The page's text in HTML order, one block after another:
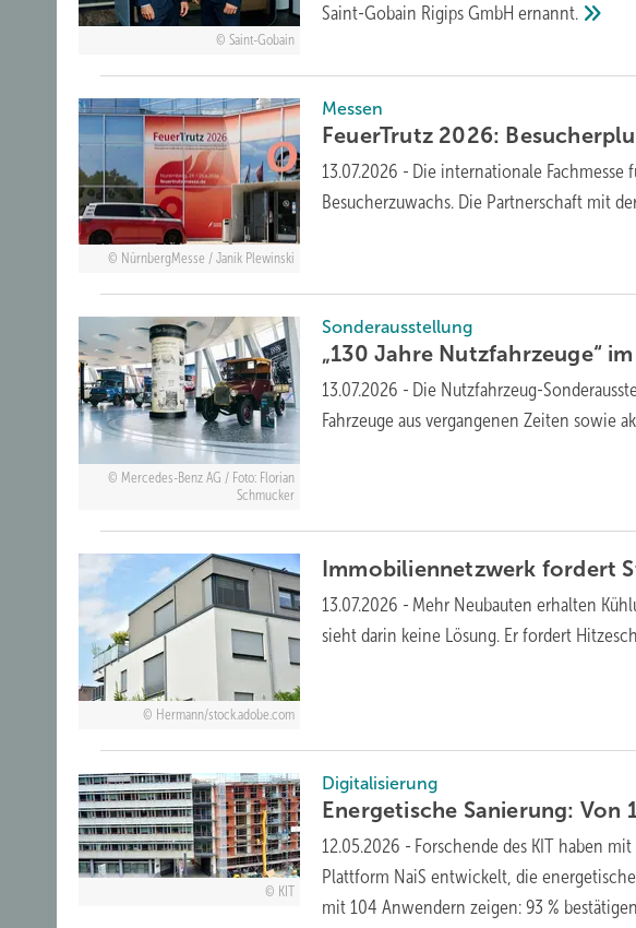
Saint-Gobain
Saint-Gobain Rigips GmbHernannt.
NürnbergMesse / Janik Plewinski
Messen
FeuerTrutz 2026:
13.07.2026 - Die internationale Fachmesse
Besucherzuwachs. Die Partnerschaft mit
Mercedes-Benz AG / Foto: Florian
Schmucker
Sonderausstellung
„130 Jahre Nutzfahrzeuge“
13.07.2026 - Die Nutzfahrzeug-
Fahr­zeuge aus ver­gan­ge­nen Zei­ten sowie
Hermann/stock.adobe.com
Immobiliennetzwerk fordert
13.07.2026 - Mehr Neubauten erhalten
sieht darin keine Lösung. Er fordert
KIT
Digitalisierung
Energetische Sanierung: Von
12.05.2026 - Forschende des KIT haben
Plattform NaiS entwickelt, die
mit 104 Anwendern zeigen: 93 %